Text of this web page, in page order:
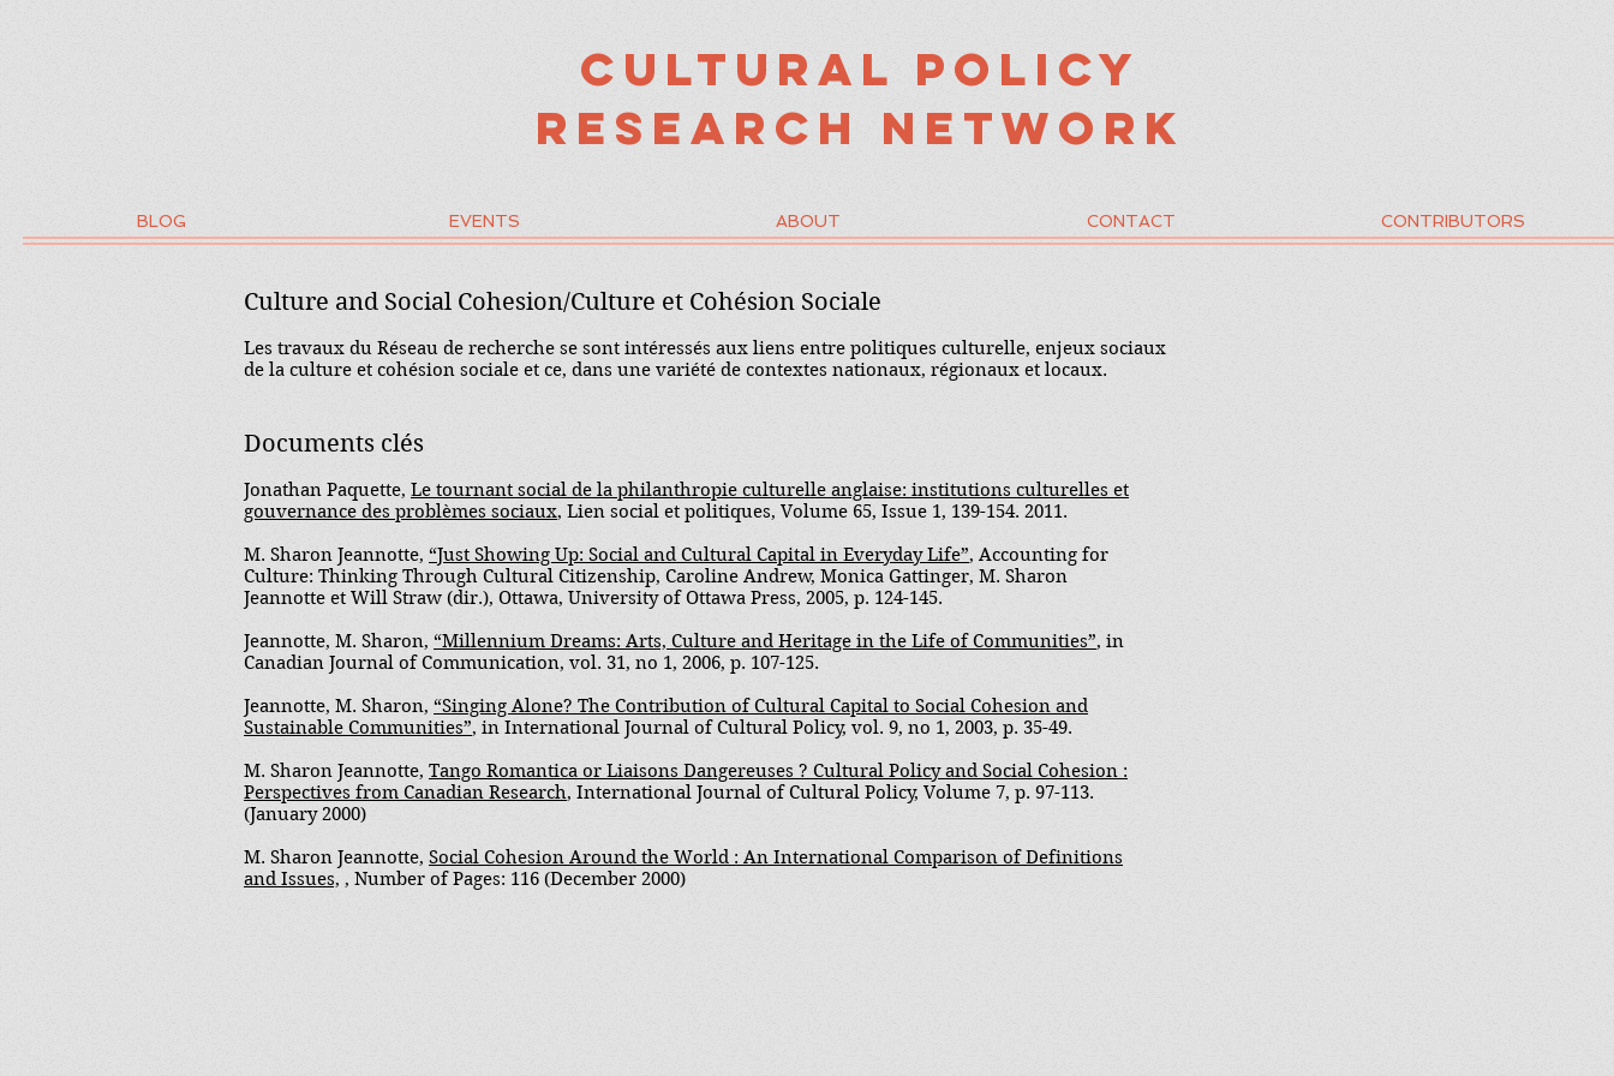
Cultural Policy
Research Network
BLOG EVENTS ABOUT CONTACT CONTRIBUTORS
Culture and Social Cohesion/Culture et Cohésion Sociale
Les travaux du Réseau de recherche se sont intéressés aux liens entre politiques culturelle, enjeux sociaux
de la culture et cohésion sociale et ce, dans une variété de contextes nationaux, régionaux et locaux.
Documents clés
Jonathan Paquette, Le tournant social de la philanthropie culturelle anglaise: institutions culturelles et
gouvernance des problèmes sociaux, Lien social et politiques, Volume 65, Issue 1, 139-154. 2011.
M. Sharon Jeannotte, “Just Showing Up: Social and Cultural Capital in Everyday Life”, Accounting for
Culture: Thinking Through Cultural Citizenship, Caroline Andrew, Monica Gattinger, M. Sharon
Jeannotte et Will Straw (dir.), Ottawa, University of Ottawa Press, 2005, p. 124-145.
Jeannotte, M. Sharon, “Millennium Dreams: Arts, Culture and Heritage in the Life of Communities”, in
Canadian Journal of Communication, vol. 31, no 1, 2006, p. 107-125.
Jeannotte, M. Sharon, “Singing Alone? The Contribution of Cultural Capital to Social Cohesion and
Sustainable Communities”, in International Journal of Cultural Policy, vol. 9, no 1, 2003, p. 35-49.
M. Sharon Jeannotte, Tango Romantica or Liaisons Dangereuses ? Cultural Policy and Social Cohesion :
Perspectives from Canadian Research, International Journal of Cultural Policy, Volume 7, p. 97-113.
(January 2000)
M. Sharon Jeannotte, Social Cohesion Around the World : An International Comparison of Definitions
and Issues, , Number of Pages: 116 (December 2000)